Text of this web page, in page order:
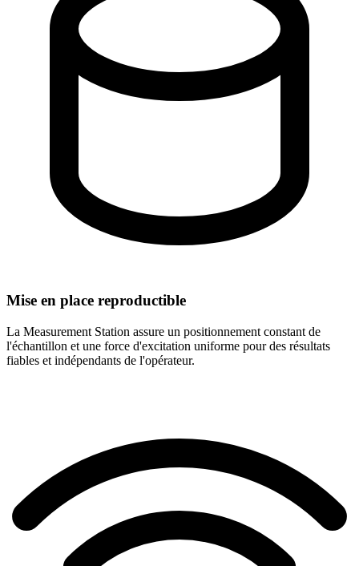
Mise en place reproductible
La Measurement Station assure un positionnement constant de
l'échantillon et une force d'excitation uniforme pour des résultats
fiables et indépendants de l'opérateur.